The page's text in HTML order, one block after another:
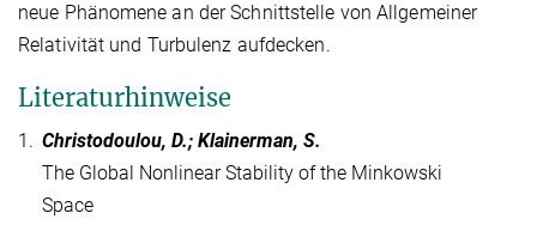
neue Phänomene an der Schnittstelle von Allgemeiner
Relativität und Turbulenz aufdecken.
Literaturhinweise
1. Christodoulou, D.; Klainerman, S.
The Global Nonlinear Stability of the Minkowski
Space